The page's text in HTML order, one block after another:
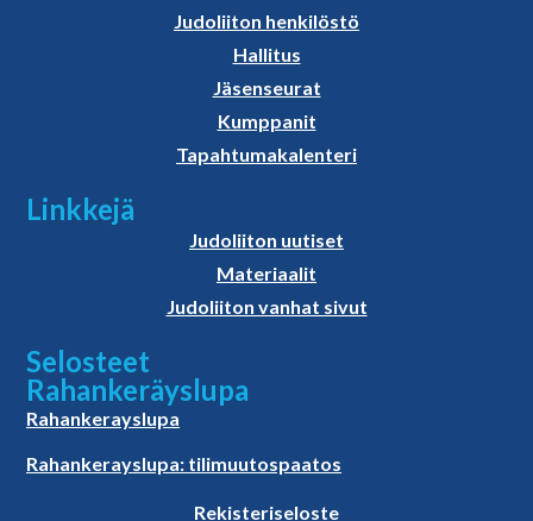
Judoliiton henkilöstö
Hallitus
Jäsenseurat
Kumppanit
Tapahtumakalenteri
Linkkejä
Judoliiton uutiset
Materiaalit
Judoliiton vanhat sivut
Selosteet
Rahankeräyslupa
Rahankerayslupa
Rahankerayslupa: tilimuutospaatos
Rekisteriseloste